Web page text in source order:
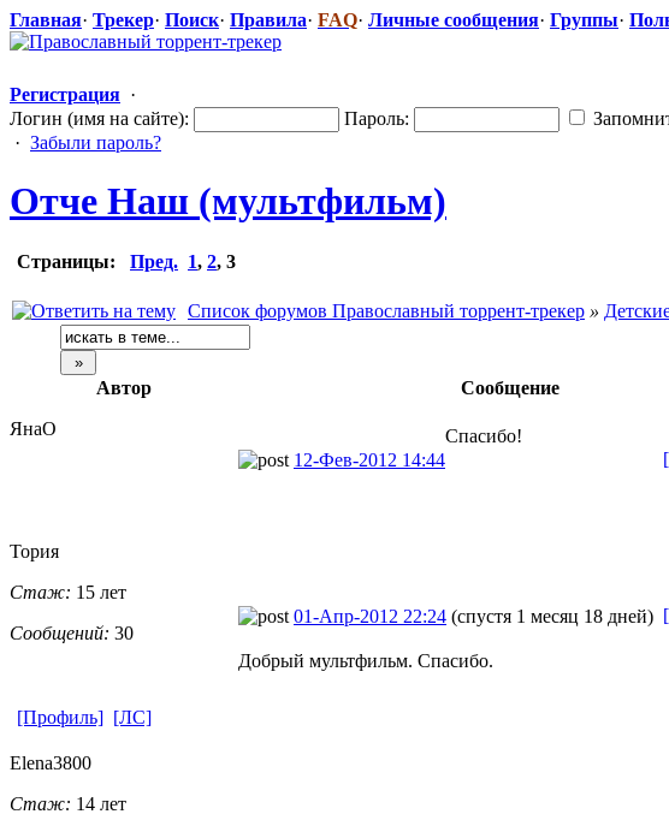
Главная· Трекер· Поиск· Правила· FAQ· Личные сообщения· Группы·
Регистрация ·
Логин (имя на сайте):
Пароль:
· Забыли пароль?
Отче Наш (мультфильм)
Страницы: Пред. 1, 2, 3
Список форумов Православный торрент-трекер »
Автор
Сообщение
ЯнаО
12-Фев-2012 14:44
Спасибо!
Тория
Стаж: 15 лет
Сообщений: 30
01-Апр-2012 22:24 (спустя 1 месяц 18 дней)
Добрый мультфильм. Спасибо.
[Профиль] [ЛС]
Elena3800
Стаж: 14 лет